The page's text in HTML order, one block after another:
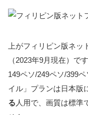
上がフィリピン版ネ
（2023年9月現在）です
149ペソ/249ペソ/399
イル」プランは日本版
る 人用で、画質は標準